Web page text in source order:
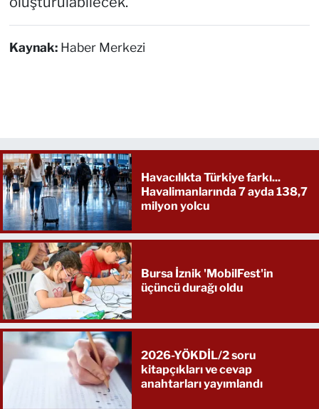
Kaynak: Haber Merkezi
Havacılıkta Türkiye farkı...
Havalimanlarında 7 ayda 138,7
milyon yolcu
Bursa İznik 'MobilFest'in
üçüncü durağı oldu
2026-YÖKDİL/2 soru
kitapçıkları ve cevap
anahtarları yayımlandı